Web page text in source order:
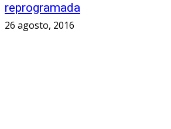
reprogramada
26 agosto, 2016